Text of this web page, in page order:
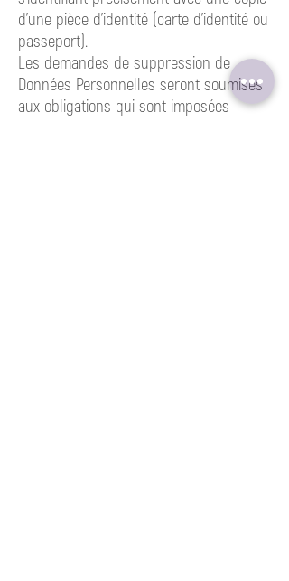
d’une pièce d’identité (carte d’identité ou
passeport).
Les demandes de suppression de
Données Personnelles seront soumises
aux obligations qui sont imposées